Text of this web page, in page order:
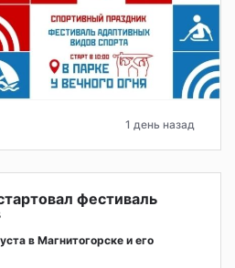
1 день назад
фестиваль
в Магнитогорске и его